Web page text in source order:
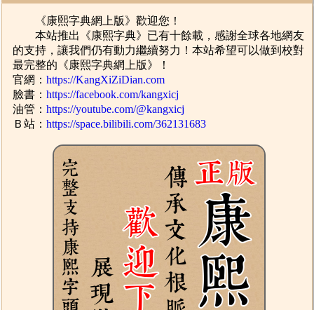
《康熙字典網上版》歡迎您！
本站推出《康熙字典》已有十餘載，感謝全球各地網友
的支持，讓我們仍有動力繼續努力！本站希望可以做到校對
最完整的《康熙字典網上版》！
官網：https://KangXiZiDian.com
臉書：https://facebook.com/kangxicj
油管：https://youtube.com/@kangxicj
Ｂ站：https://space.bilibili.com/362131683